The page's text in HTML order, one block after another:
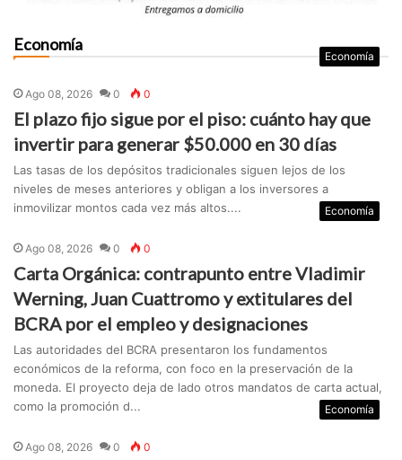
Economía
Economía
Ago 08, 2026 0 0
El plazo fijo sigue por el piso: cuánto hay que
invertir para generar $50.000 en 30 días
Las tasas de los depósitos tradicionales siguen lejos de los
niveles de meses anteriores y obligan a los inversores a
inmovilizar montos cada vez más altos....
Economía
Ago 08, 2026 0 0
Carta Orgánica: contrapunto entre Vladimir
Werning, Juan Cuattromo y extitulares del
BCRA por el empleo y designaciones
Las autoridades del BCRA presentaron los fundamentos
económicos de la reforma, con foco en la preservación de la
moneda. El proyecto deja de lado otros mandatos de carta actual,
como la promoción d...
Economía
Ago 08, 2026 0 0